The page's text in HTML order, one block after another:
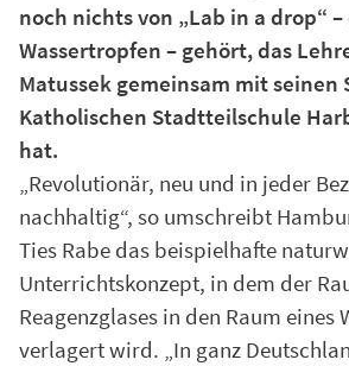
noch nichts von „Lab in a drop“
Wassertropfen – gehört, das
Matussek gemeinsam mit seinen
Katholischen Stadtteilschule
hat.
„Revolutionär, neu und in jeder
nachhaltig“, so umschreibt
Ties Rabe das beispielhafte
Unterrichtskonzept, in dem der
Reagenzglases in den Raum eines
verlagert wird. „In ganz